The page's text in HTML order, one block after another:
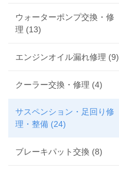
ウォーターポンプ交換・修
理 (13)
エンジンオイル漏れ修理 (9)
クーラー交換・修理 (4)
サスペンション・足回り修
理・整備 (24)
ブレーキパット交換 (8)